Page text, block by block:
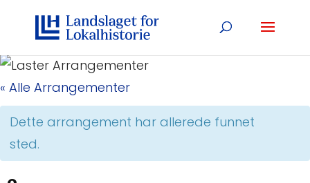
« Alle Arrangementer
Dette arrangement har allerede funnet
sted.